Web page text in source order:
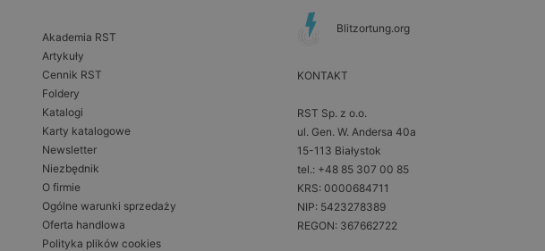
Akademia RST
Artykuły
Cennik RST
Foldery
Katalogi
Karty katalogowe
Newsletter
Niezbędnik
O firmie
Ogólne warunki sprzedaży
Oferta handlowa
Polityka plików cookies
Blitzortung.org
KONTAKT
RST Sp. z o.o.
ul. Gen. W. Andersa 40a
15-113 Białystok
tel.: +48 85 307 00 85
KRS: 0000684711
NIP: 5423278389
REGON: 367662722